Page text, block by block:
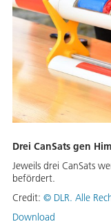
Drei CanSats gen
Jeweils drei CanSats
befördert.
Credit: © DLR. Alle
Download